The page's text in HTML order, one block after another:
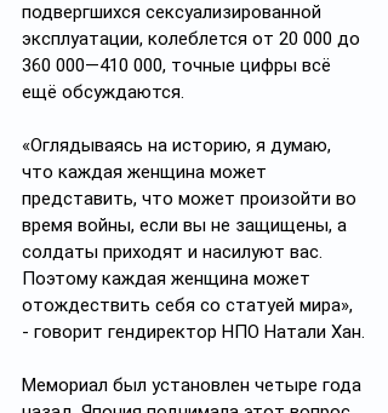
подвергшихся сексуализированной
эксплуатации, колеблется от 20 000 до
360 000—410 000, точные цифры всё
ещё обсуждаются.
«Оглядываясь на историю, я думаю,
что каждая женщина может
представить, что может произойти во
время войны, если вы не защищены, а
солдаты приходят и насилуют вас.
Поэтому каждая женщина может
отождествить себя со статуей мира»,
- говорит гендиректор НПО Натали Хан.
Мемориал был установлен четыре года